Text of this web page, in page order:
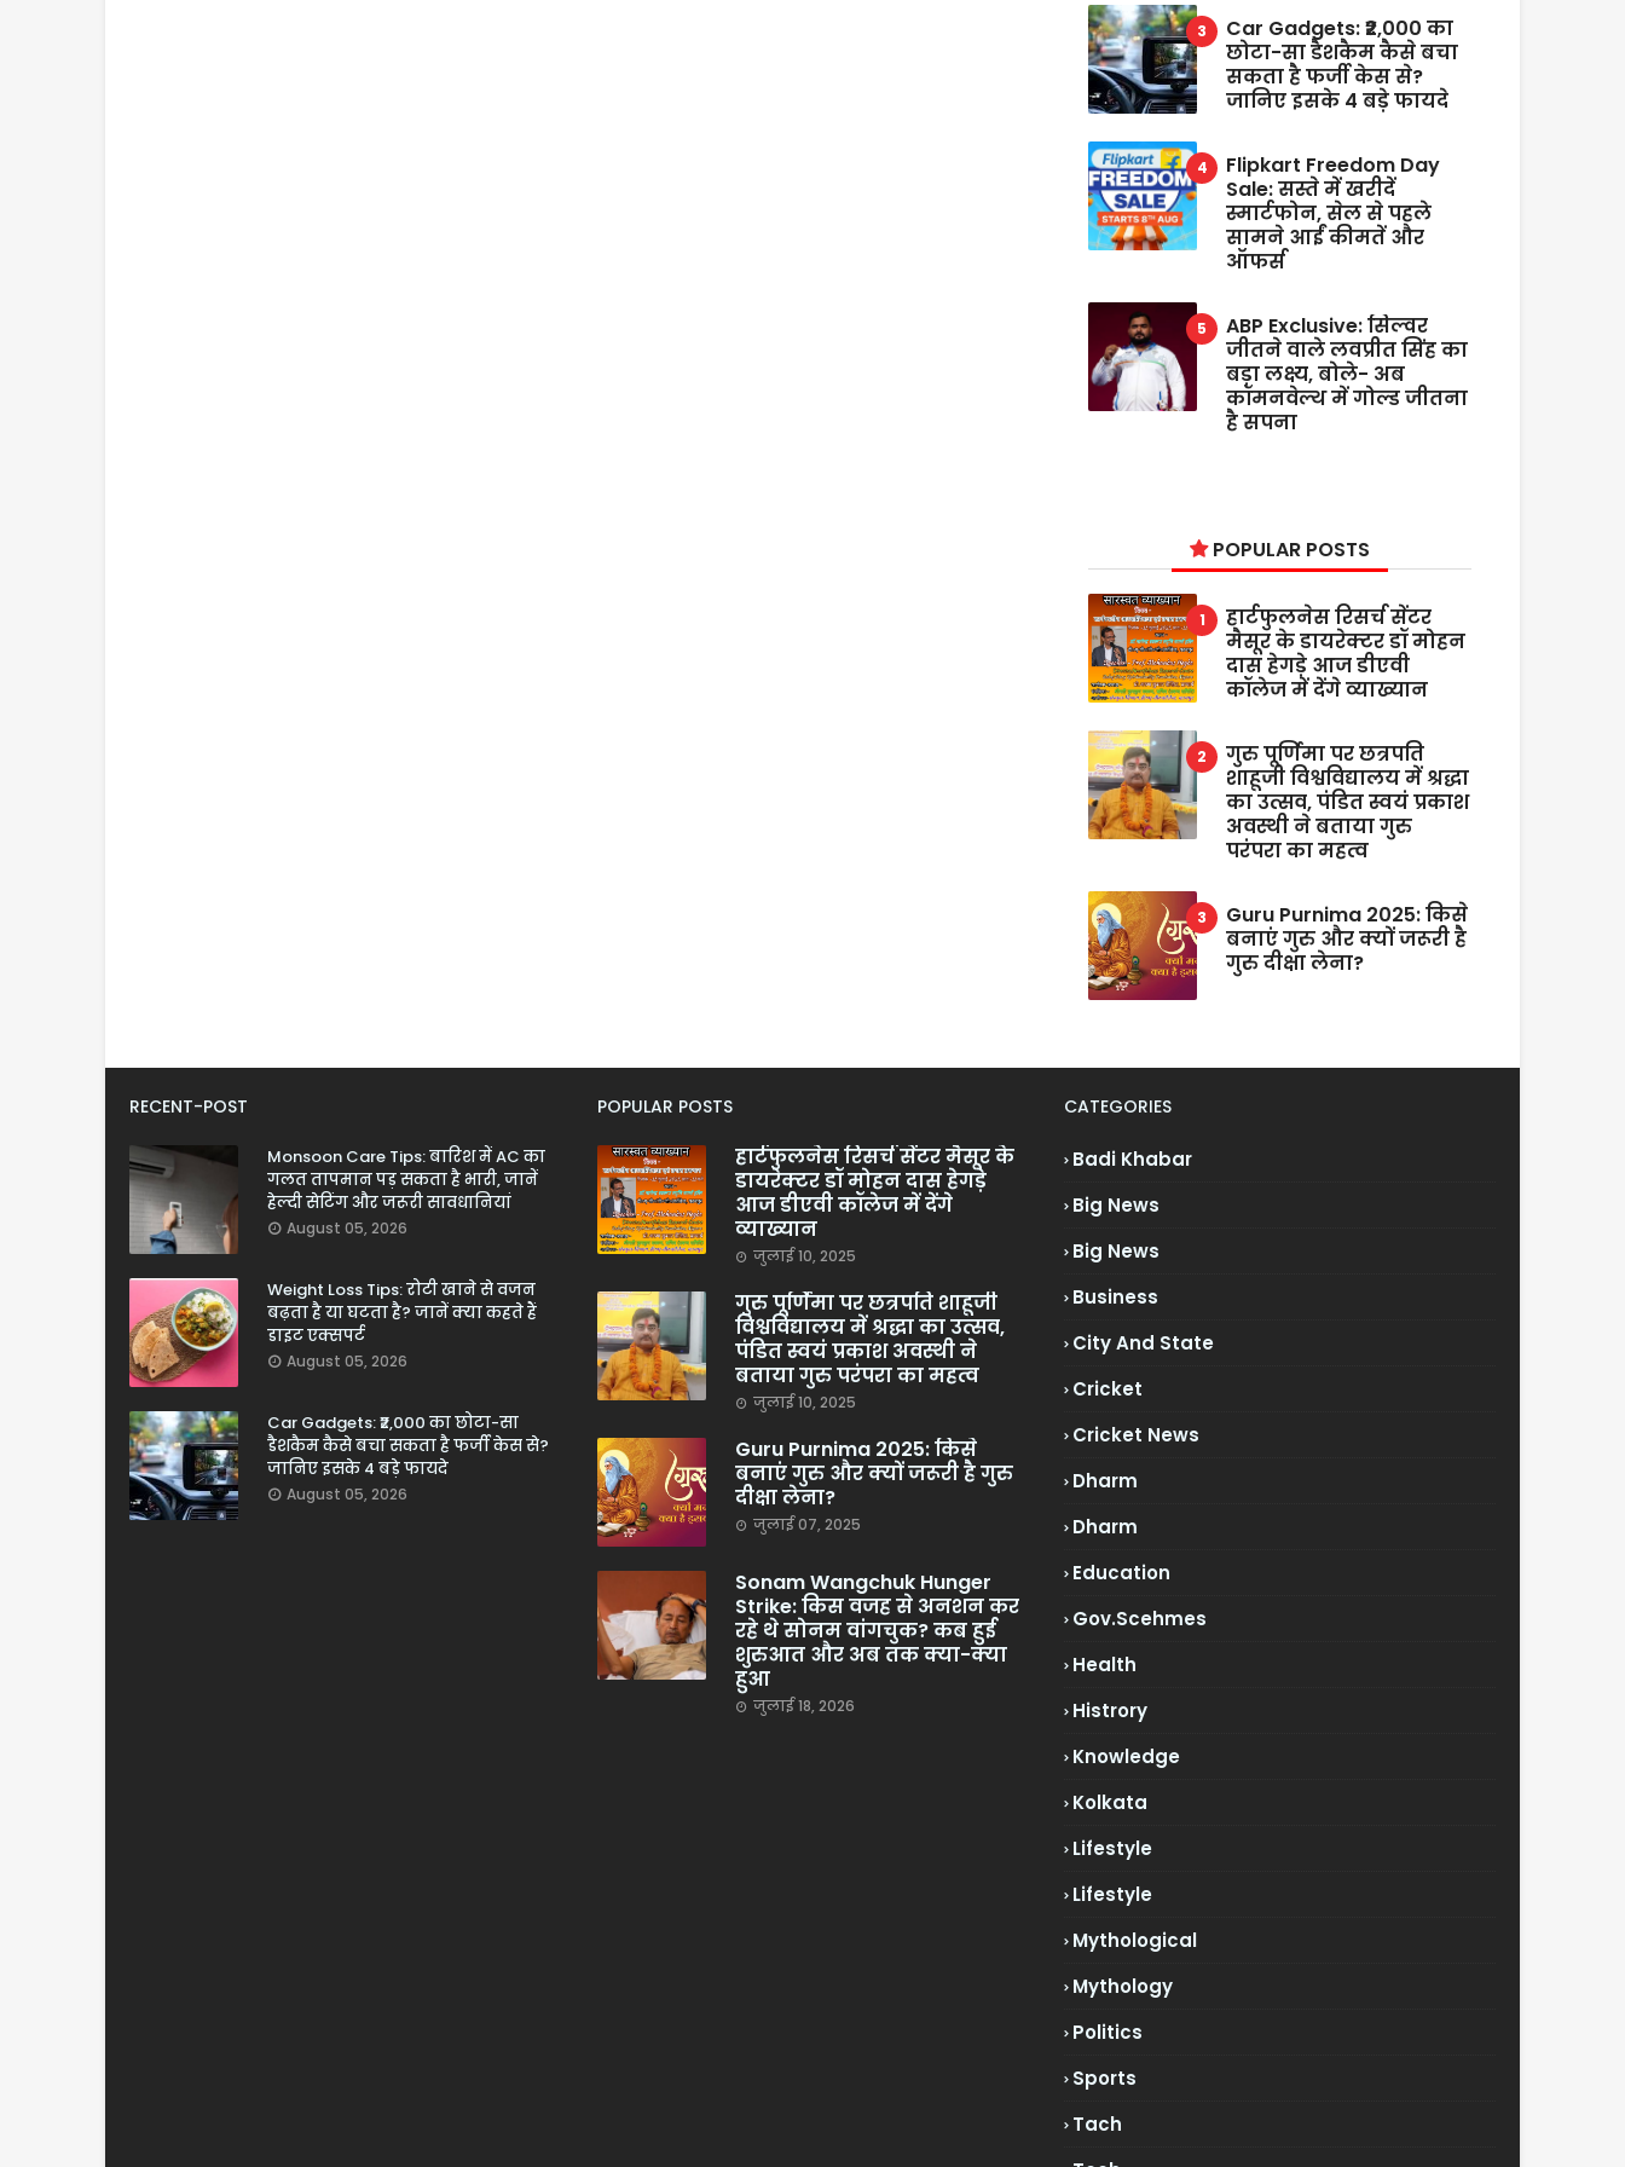
Car Gadgets: ₹2,000 का
छोटा-सा डैशकैम कैसे बचा
सकता है फर्जी केस से?
जानिए इसके 4 बड़े फायदे
Flipkart Freedom Day
Sale: सस्ते में खरीदें
स्मार्टफोन, सेल से पहले
सामने आईं कीमतें और
ऑफर्स
ABP Exclusive: सिल्वर
जीतने वाले लवप्रीत सिंह का
बड़ा लक्ष्य, बोले- अब
कॉमनवेल्थ में गोल्ड जीतना
है सपना
POPULAR POSTS
हार्टफुलनेस रिसर्च सेंटर
मैसूर के डायरेक्टर डॉ मोहन
दास हेगड़े आज डीएवी
कॉलेज में देंगे व्याख्यान
गुरु पूर्णिमा पर छत्रपति
शाहूजी विश्वविद्यालय में श्रद्धा
का उत्सव, पंडित स्वयं प्रकाश
अवस्थी ने बताया गुरु
परंपरा का महत्व
Guru Purnima 2025: किसे
बनाएं गुरु और क्यों जरूरी है
गुरु दीक्षा लेना?
RECENT-POST
Monsoon Care Tips: बारिश में AC का
गलत तापमान पड़ सकता है भारी, जानें
हेल्दी सेटिंग और जरूरी सावधानियां
August 05, 2026
Weight Loss Tips: रोटी खाने से वजन
बढ़ता है या घटता है? जानें क्या कहते हैं
डाइट एक्सपर्ट
August 05, 2026
Car Gadgets: ₹2,000 का छोटा-सा
डैशकैम कैसे बचा सकता है फर्जी केस से?
जानिए इसके 4 बड़े फायदे
August 05, 2026
POPULAR POSTS
हार्टफुलनेस रिसर्च सेंटर मैसूर के
डायरेक्टर डॉ मोहन दास हेगड़े
आज डीएवी कॉलेज में देंगे
व्याख्यान
जुलाई 10, 2025
गुरु पूर्णिमा पर छत्रपति शाहूजी
विश्वविद्यालय में श्रद्धा का उत्सव,
पंडित स्वयं प्रकाश अवस्थी ने
बताया गुरु परंपरा का महत्व
जुलाई 10, 2025
Guru Purnima 2025: किसे
बनाएं गुरु और क्यों जरूरी है गुरु
दीक्षा लेना?
जुलाई 07, 2025
Sonam Wangchuk Hunger
Strike: किस वजह से अनशन कर
रहे थे सोनम वांगचुक? कब हुई
शुरुआत और अब तक क्या-क्या
हुआ
जुलाई 18, 2026
CATEGORIES
Badi Khabar
Big News
Big News
Business
City And State
Cricket
Cricket News
Dharm
Dharm
Education
Gov.scehmes
Health
Histrory
Knowledge
Kolkata
Lifestyle
Lifestyle
Mythological
Mythology
Politics
Sports
Tach